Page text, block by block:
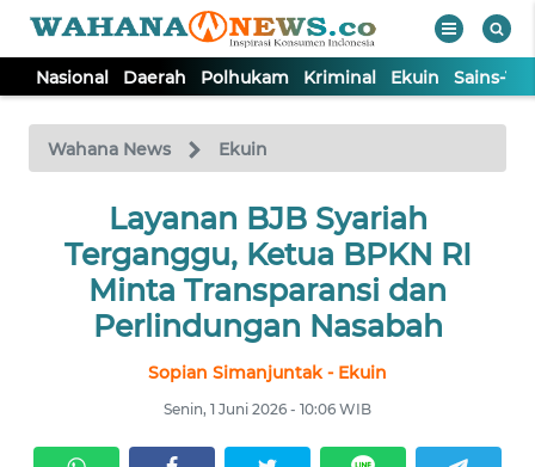
Nasional Daerah Polhukam Kriminal Ekuin Sains-
Wahana News Ekuin
Layanan BJB Syariah
Terganggu, Ketua BPKN RI
Minta Transparansi dan
Perlindungan Nasabah
Sopian Simanjuntak - Ekuin
Senin, 1 Juni 2026 - 10:06 WIB
TV
Tutup
NASIONAL
DAERAH